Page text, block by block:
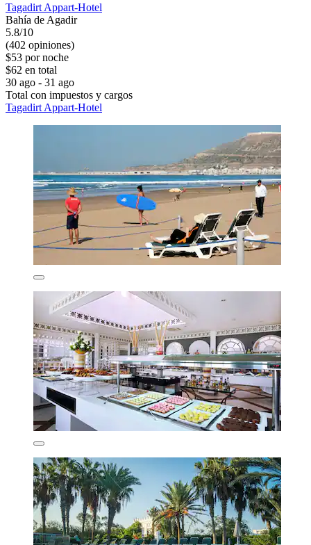
Tagadirt Appart-Hotel
Bahía de Agadir
5.8/10
(402 opiniones)
$53 por noche
$62 en total
30 ago - 31 ago
Total con impuestos y cargos
Tagadirt Appart-Hotel